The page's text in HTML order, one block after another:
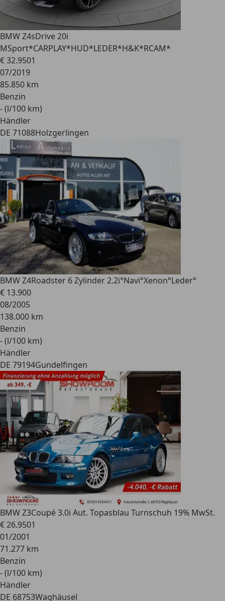
BMW Z4sDrive 20i
MSport*CARPLAY*HUD*LEDER*H&K*RCAM*
€ 32.9501
07/2019
85.850 km
Benzin
- (l/100 km)
Händler
DE 71088Holzgerlingen
BMW Z4Roadster 6 Zylinder 2.2i°Navi°Xenon°Leder°
€ 13.900
08/2005
138.000 km
Benzin
- (l/100 km)
Händler
DE 79194Gundelfingen
BMW Z3Coupé 3.0i Aut. Topasblau Turnschuh 19% MwSt.
€ 26.9501
01/2001
71.277 km
Benzin
- (l/100 km)
Händler
DE 68753Waghäusel